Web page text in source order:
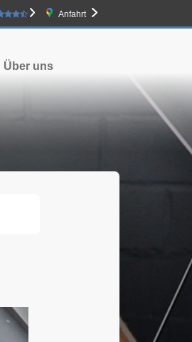
Google-Bewertung
Anfahrt
Über uns